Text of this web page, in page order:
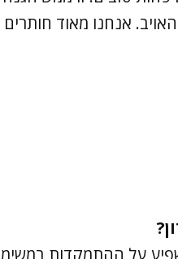
אנחנו מאוד
על ההתמקדות